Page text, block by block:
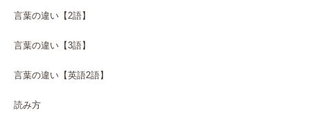
言葉の違い【2語】
言葉の違い【3語】
言葉の違い【英語2語】
読み方